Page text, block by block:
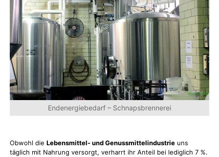
Endenergiebedarf – Schnapsbrennerei
Obwohl die Lebensmittel- und Genussmittelindustrie uns
täglich mit Nahrung versorgt, verharrt ihr Anteil bei lediglich 7 %.